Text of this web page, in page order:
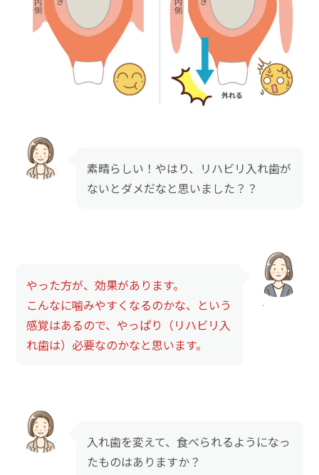
素晴らしい！やはり、リハビリ入れ歯が
ないとダメだなと思いました？？
やった方が、効果があります。
こんなに噛みやすくなるのかな、という
感覚はあるので、やっぱり（リハビリ入
れ歯は）必要なのかなと思います。
入れ歯を変えて、食べられるようになっ
たものはありますか？